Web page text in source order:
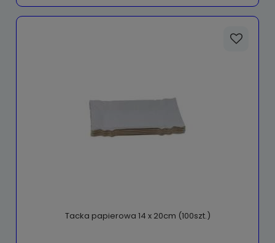
Tacka papierowa 14 x 20cm (100szt.)